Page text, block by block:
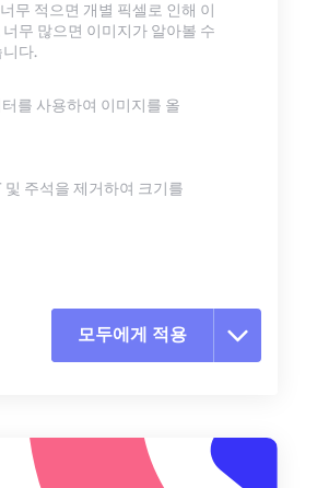
무 적으면 개별 픽셀로 인해 이
무 많으면 이미지가 알아볼 수
다.
를 사용하여 이미지를 올
및 주석을 제거하여 크기를
모두에게 적용
사전 설정에서 적용